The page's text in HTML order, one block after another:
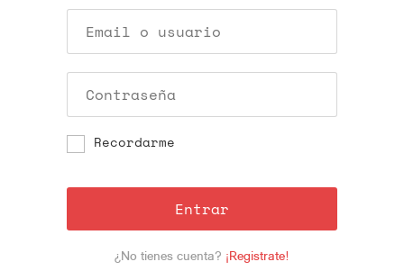
Recordarme
Entrar
¿No tienes cuenta? ¡Registrate!